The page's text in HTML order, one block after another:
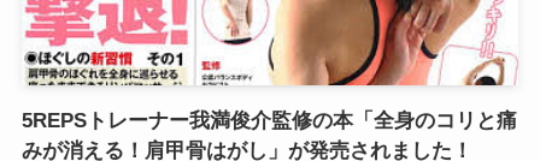
5REPSトレーナー我満俊介監修の本「全身のコリと痛
みが消える！肩甲骨はがし」が発売されました！